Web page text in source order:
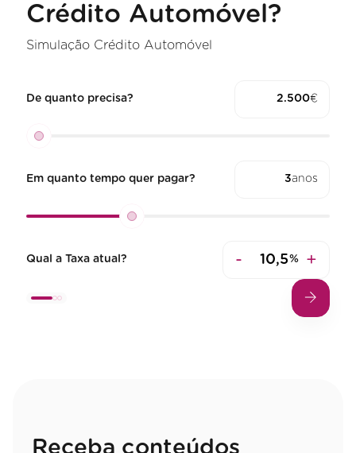
Crédito Automóvel?
Simulação Crédito Automóvel
De quanto precisa? €
Em quanto tempo quer pagar? anos
Qual a Taxa atual? - % +
Receba conteúdos